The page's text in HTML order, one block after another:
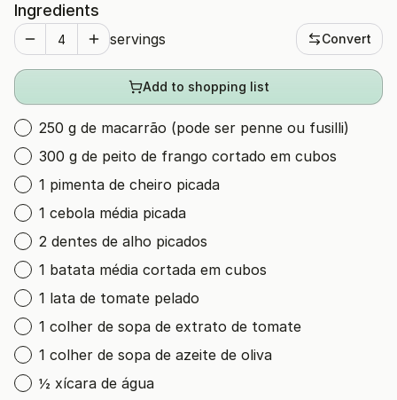
Ingredients
servings Convert
Add to shopping list
250 g de macarrão (pode ser penne ou fusilli)
300 g de peito de frango cortado em cubos
1 pimenta de cheiro picada
1 cebola média picada
2 dentes de alho picados
1 batata média cortada em cubos
1 lata de tomate pelado
1 colher de sopa de extrato de tomate
1 colher de sopa de azeite de oliva
½ xícara de água